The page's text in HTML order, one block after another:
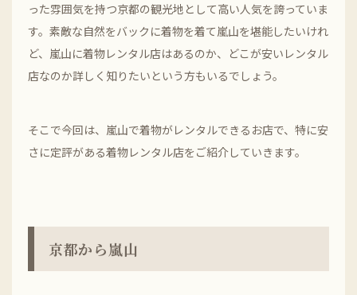
った雰囲気を持つ京都の観光地として高い人気を誇っていま
す。素敵な自然をバックに着物を着て嵐山を堪能したいけれ
ど、嵐山に着物レンタル店はあるのか、どこが安いレンタル
店なのか詳しく知りたいという方もいるでしょう。
そこで今回は、嵐山で着物がレンタルできるお店で、特に安
さに定評がある着物レンタル店をご紹介していきます。
京都から嵐山